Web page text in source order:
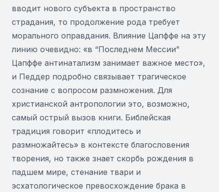
вводит нового субъекта в пространство
страдания, то продолжение рода требует
морального оправдания. Влияние Цапффе на эту
линию очевидно: «в “Последнем Мессии”
Цапффе антинатализм занимает важное место»,
и Педдер подробно связывает трагическое
сознание с вопросом размножения. Для
христианской антропологии это, возможно,
самый острый вызов книги. Библейская
традиция говорит «плодитесь и
размножайтесь» в контексте благословения
творения, но также знает скорбь рождения в
падшем мире, стенание твари и
эсхатологическое превосхождение брака в